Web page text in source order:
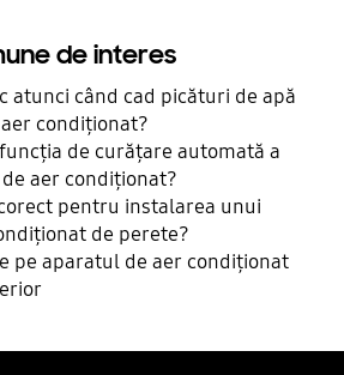
de interes
atunci când cad picături de apă
condiționat?
de curățare automată a
aer condiționat?
pentru instalarea unui
de perete?
pe aparatul de aer condiționat